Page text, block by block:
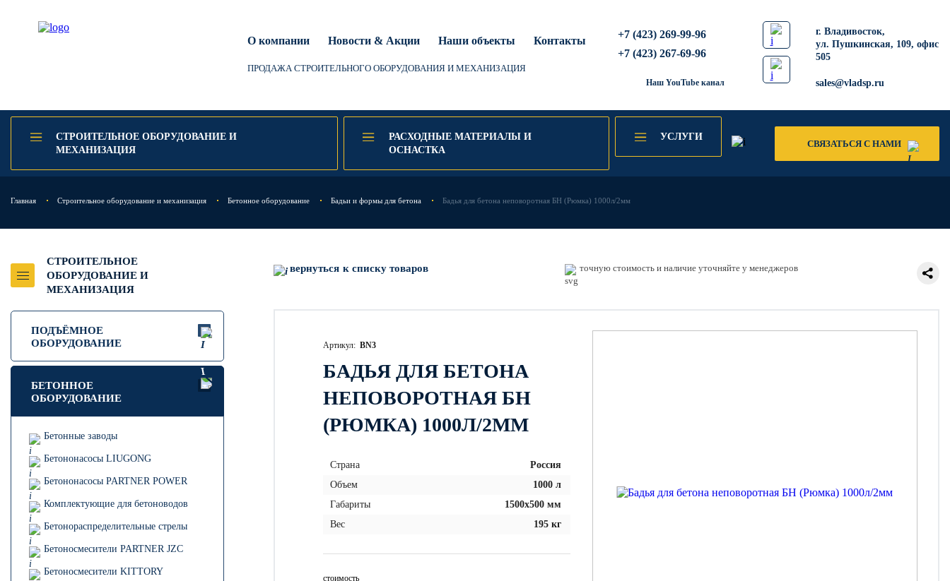
О компании Новости & Акции Наши объекты Контакты
ПРОДАЖА СТРОИТЕЛЬНОГО ОБОРУДОВАНИЯ И МЕХАНИЗАЦИЯ
+7 (423) 269-99-96
+7 (423) 267-69-96
Наш YouTube канал
​г. Владивосток,
ул. Пушкинская, 109, офис
505
sales@vladsp.ru
СТРОИТЕЛЬНОЕ ОБОРУДОВАНИЕ И
МЕХАНИЗАЦИЯ
РАСХОДНЫЕ МАТЕРИАЛЫ И
ОСНАСТКА
УСЛУГИ
СВЯЗАТЬСЯ С НАМИ
Главная Строительное оборудование и механизация Бетонное оборудование Бадьи и формы для бетона Бадья для бетона неповоротная БН (Рюмка) 1000л/2мм
СТРОИТЕЛЬНОЕ
ОБОРУДОВАНИЕ И
МЕХАНИЗАЦИЯ
ПОДЪЁМНОЕ
ОБОРУДОВАНИЕ
БЕТОННОЕ
ОБОРУДОВАНИЕ
Бетонные заводы
Бетононасосы LIUGONG
Бетононасосы PARTNER POWER
Комплектующие для бетоноводов
Бетонораспределительные стрелы
Бетоносмесители PARTNER JZC
Бетоносмесители KITTORY
вернуться к списку товаров точную стоимость и наличие уточняйте у менеджеров
Артикул: BN3
БАДЬЯ ДЛЯ БЕТОНА
НЕПОВОРОТНАЯ БН
(РЮМКА) 1000Л/2ММ
Страна
Россия
Объем
1000 л
Габариты
1500х500 мм
Вес
195 кг
стоимость